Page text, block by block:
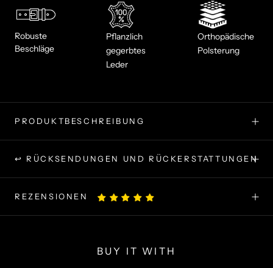
Robuste
Beschläge
Pflanzlich
gegerbtes
Leder
Orthopädische
Polsterung
PRODUKTBESCHREIBUNG
↩ RÜCKSENDUNGEN UND RÜCKERSTATTUNGEN
REZENSIONEN
BUY IT WITH